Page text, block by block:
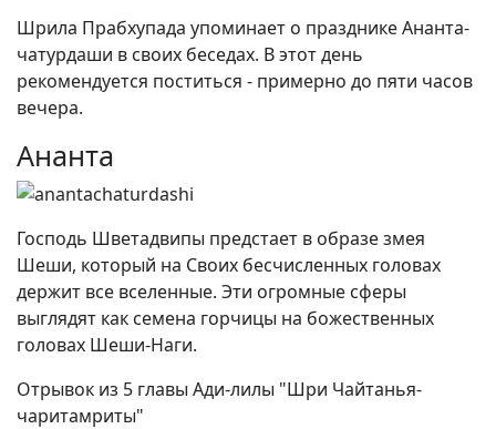
Шрила Прабхупада упоминает о празднике Ананта-
чатурдаши в своих беседах. В этот день
рекомендуется поститься - примерно до пяти часов
вечера.
Ананта
Господь Шветадвипы предстает в образе змея
Шеши, который на Своих бесчисленных головах
держит все вселенные. Эти огромные сферы
выглядят как семена горчицы на божественных
головах Шеши-Наги.
Отрывок из 5 главы Ади-лилы "Шри Чайтанья-
чаритамриты"